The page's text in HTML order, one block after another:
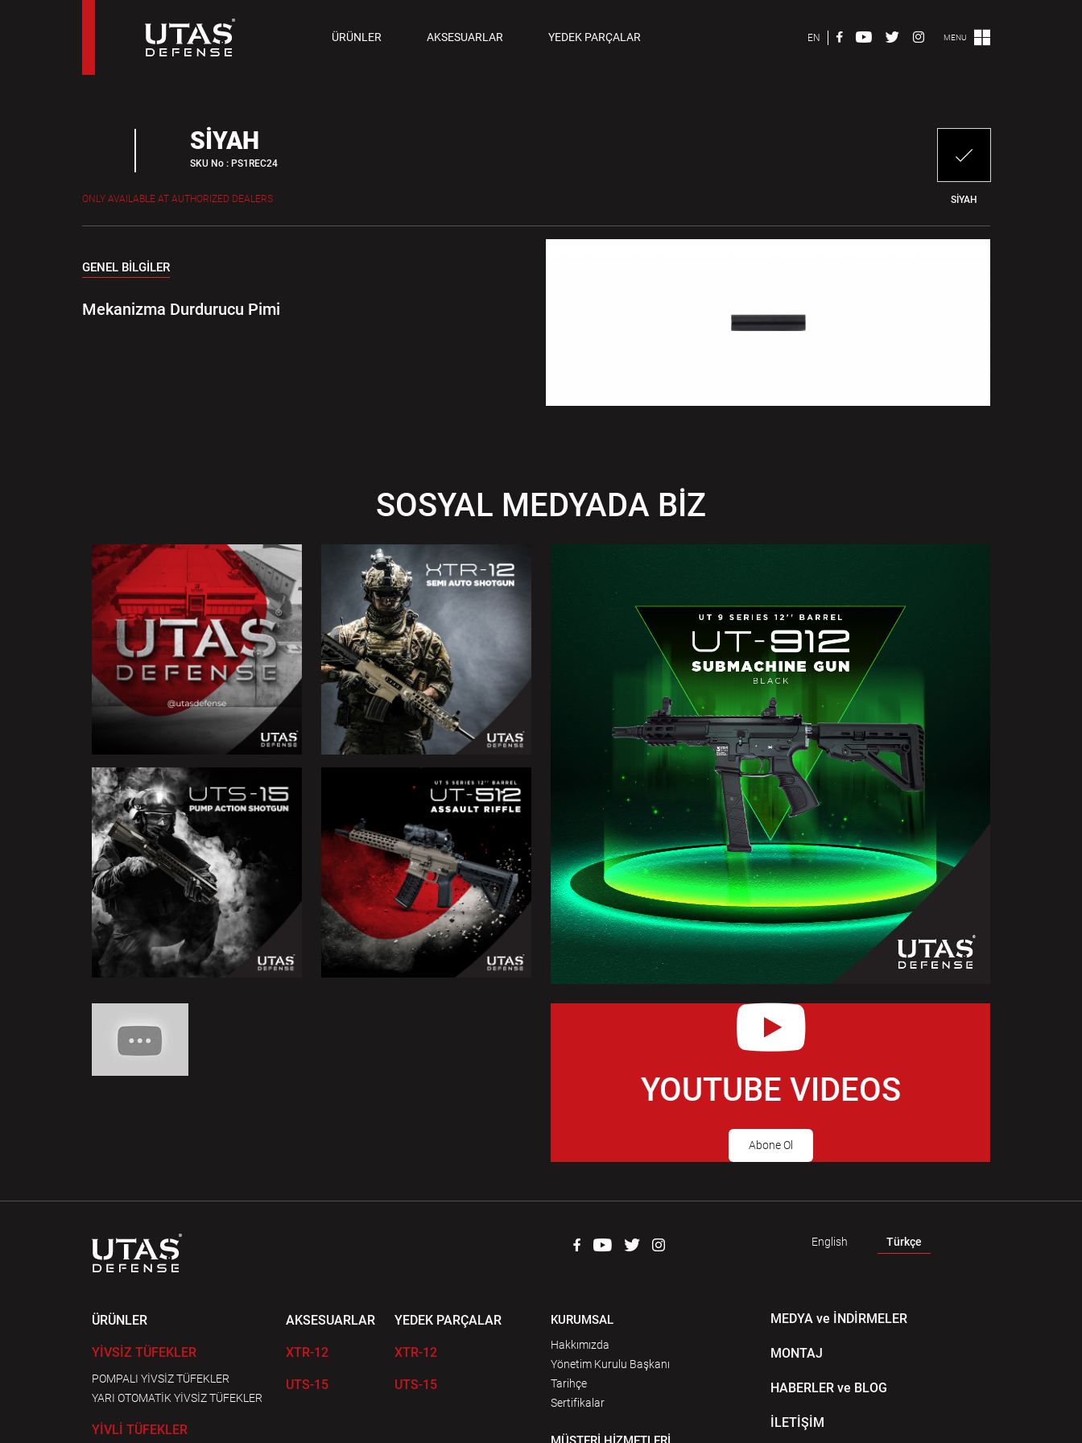
ÜRÜNLER
9 MM TABANCALARAKSESUARLAR YEDEK PARÇALAR EN MENU
SİYAH
SKU No : PS1REC24
ONLY AVAILABLE AT AUTHORIZED DEALERS SİYAH
GENEL BİLGİLER
Mekanizma Durdurucu Pimi
SOSYAL MEDYADA BİZ
YOUTUBE VIDEOS
Abone Ol
English Türkçe
ÜRÜNLER
YİVSİZ TÜFEKLER
POMPALI YİVSİZ TÜFEKLER
YARI OTOMATİK YİVSİZ TÜFEKLER
YİVLİ TÜFEKLER
AKSESUARLAR
XTR-12
UTS-15
YEDEK PARÇALAR
XTR-12
UTS-15
KURUMSAL
Hakkımızda
Yönetim Kurulu Başkanı
Tarihçe
Sertifikalar
MEDYA ve İNDİRMELER
MONTAJ
HABERLER ve BLOG
İLETİŞİM